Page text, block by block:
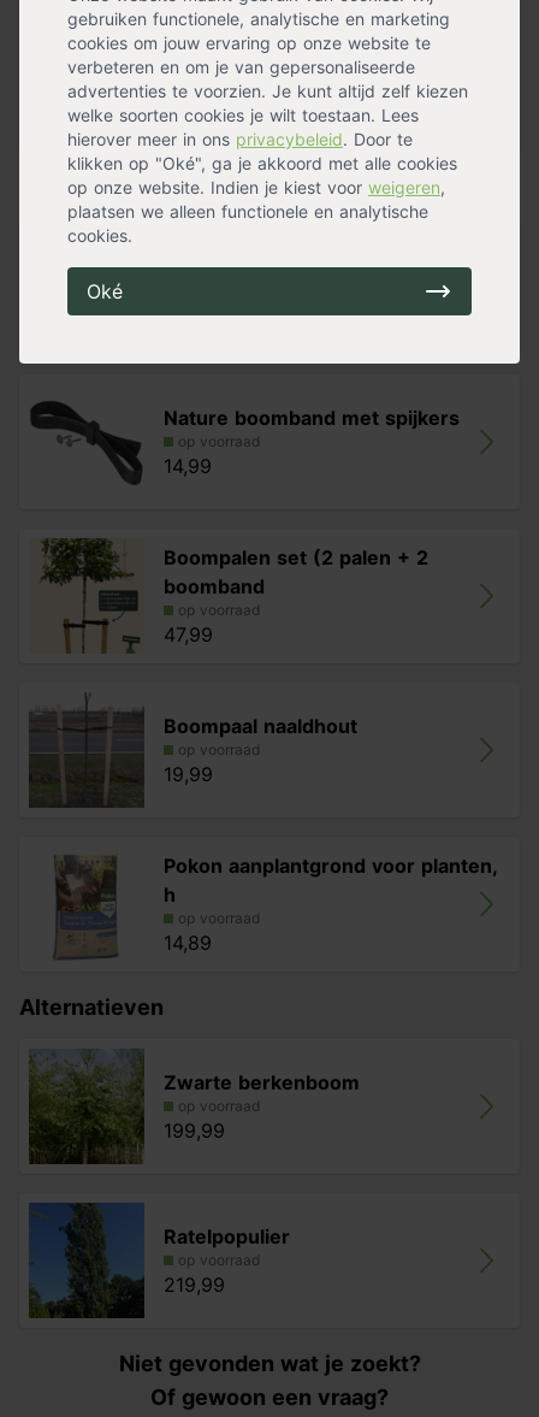
gebruiken functionele, analytische en marketing
cookies om jouw ervaring op onze website te
verbeteren en om je van gepersonaliseerde
advertenties te voorzien. Je kunt altijd zelf kiezen
welke soorten cookies je wilt toestaan. Lees
hierover meer in ons privacybeleid. Door te
klikken op "Oké", ga je akkoord met alle cookies
op onze website. Indien je kiest voor weigeren,
plaatsen we alleen functionele en analytische
cookies.
Oké
Grondsoort: alle
Windbestendigheid: goed
Oorsprong: Duitsland
LET OP: bij het kiezen van een boom is de stamomtrek
is leidend. De bij de stamomtrek genoemde hoogte is
slechts een indicatie. Dus aan de hoogte indicatie
kunnen geen rechten worden ontleend.
Bloemen
Nee
Vruchtdragend
Ja
Groeisnelheid
Snel
Vorm
Hoogstam
Herfstverkleuring
Bruin,Geel
Meer specificaties »
Handig voor erbij
Boomband met gesp
11,99
Nature boomband met spijkers
op voorraad
14,99
Boompalen set (2 palen + 2
boomband
op voorraad
47,99
Boompaal naaldhout
op voorraad
19,99
Pokon aanplantgrond voor planten,
h
op voorraad
14,89
Alternatieven
Zwarte berkenboom
op voorraad
199,99
Ratelpopulier
op voorraad
219,99
Niet gevonden wat je zoekt?
Of gewoon een vraag?